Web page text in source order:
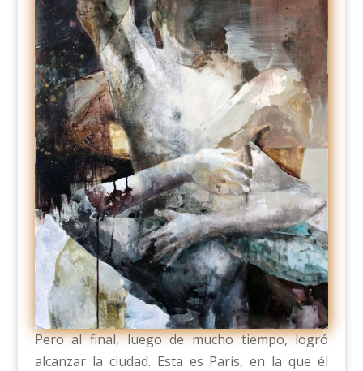
Pero al final, luego de mucho tiempo, logró
alcanzar la ciudad. Esta es París, en la que él